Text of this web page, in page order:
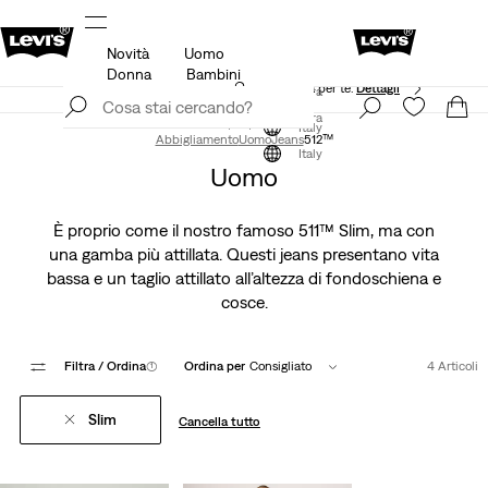
Politica di spedizione e resi Aggiornata
Iscriviti ora
Italy
Novità
Uomo
Donna
Bambini
App Levi's. Il meglio di Levi's ®, su misura per te. Dettagli
Iscriviti ora
Italy
AbbigliamentoUomoJeans512™
Uomo
È proprio come il nostro famoso 511™ Slim, ma con
una gamba più attillata. Questi jeans presentano vita
bassa e un taglio attillato all’altezza di fondoschiena e
cosce.
Filtra/ Ordina(1) Ordina per Consigliato 4 Articoli
Slim Cancella tutto